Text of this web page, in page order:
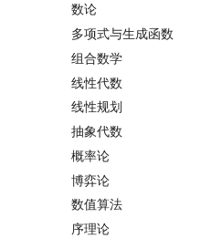
数论
数论基础
模算术简介
素数
最大公约数
欧拉函数
筛法
分解质因数
裴蜀定理 & 一次不定方程
费马小定理 & 欧拉定理
多项式与生成函数
多项式与生成函数简介
代数基本定理
快速傅里叶变换
快速数论变换
快速沃尔什变换
Chirp Z 变换
多项式牛顿迭代
多项式多点求值|快速插值
组合数学
排列组合
抽屉原理
容斥原理
斐波那契数列
错位排列
卡特兰数
斯特林数
线性代数
线性代数简介
向量
内积和外积
矩阵
初等变换
行列式
线性规划
线性规划基础
单纯形法
抽象代数
基本概念
群论
环论
域论
概率论
基本概念
条件概率与独立性
随机变量
博弈论
博弈论简介
公平组合游戏
数值算法
插值
序理论